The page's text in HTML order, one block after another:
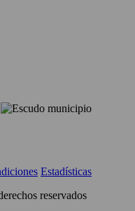
Estadísticas
reservados